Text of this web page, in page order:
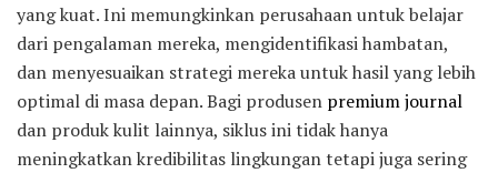
yang kuat. Ini memungkinkan perusahaan untuk belajar
dari pengalaman mereka, mengidentifikasi hambatan,
dan menyesuaikan strategi mereka untuk hasil yang lebih
optimal di masa depan. Bagi produsen premium journal
dan produk kulit lainnya, siklus ini tidak hanya
meningkatkan kredibilitas lingkungan tetapi juga sering